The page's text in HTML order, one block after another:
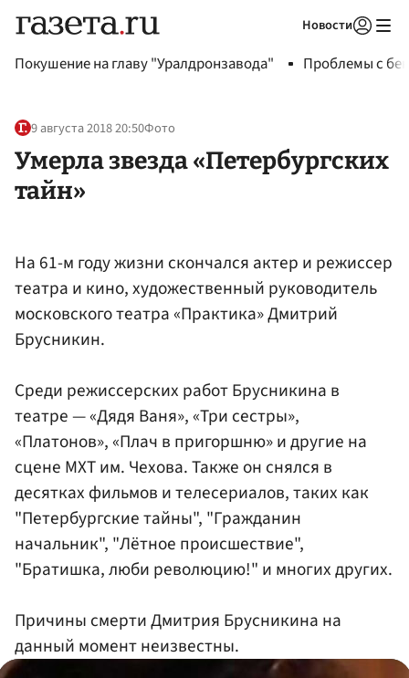
Новости
Покушение на главу "Уралдронзавода" Проблемы с
9 августа 2018 20:50Фото
Умерла звезда «Петербургских
тайн»
На 61-м году жизни скончался актер и режиссер
театра и кино, художественный руководитель
московского театра «Практика» Дмитрий
Брусникин.
Среди режиссерских работ Брусникина в
театре — «Дядя Ваня», «Три сестры»,
«Платонов», «Плач в пригоршню» и другие на
сцене МХТ им. Чехова. Также он снялся в
десятках фильмов и телесериалов, таких как
"Петербургские тайны", "Гражданин
начальник", "Лётное происшествие",
"Братишка, люби революцию!" и многих других.
Причины смерти Дмитрия Брусникина на
данный момент неизвестны.